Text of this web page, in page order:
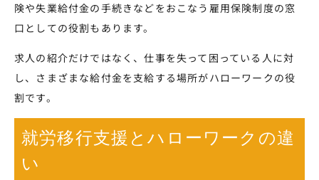
険や失業給付金の手続きなどをおこなう雇用保険制度の窓
口としての役割もあります。
求人の紹介だけではなく、仕事を失って困っている人に対
し、さまざまな給付金を支給する場所がハローワークの役
割です。
就労移行支援とハローワークの違
い